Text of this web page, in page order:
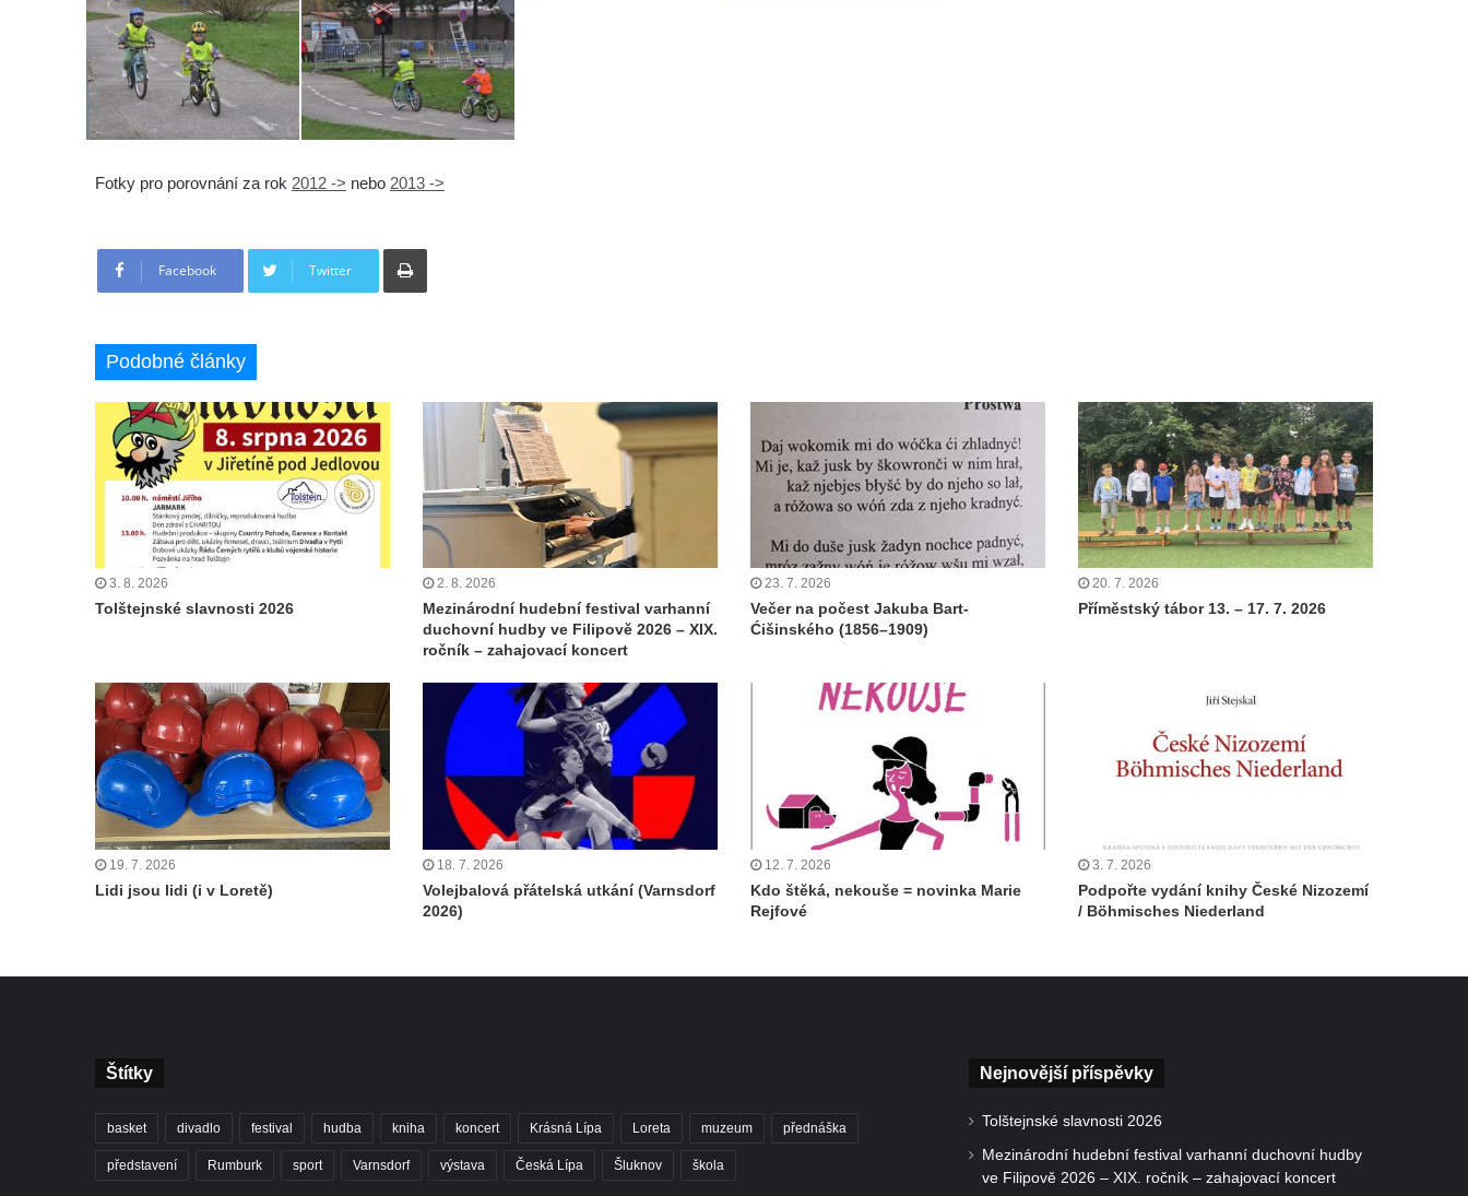
Fotky pro porovnání za rok 2012 -> nebo 2013 ->
Facebook Twitter
Tisknout
Podobné články
3. 8. 2026
Tolštejnské slavnosti 2026
2. 8. 2026
Mezinárodní hudební festival varhanní
duchovní hudby ve Filipově 2026 – XIX.
ročník – zahajovací koncert
23. 7. 2026
Večer na počest Jakuba Bart-
Ćišinského (1856–1909)
20. 7. 2026
Příměstský tábor 13. – 17. 7. 2026
19. 7. 2026
Lidi jsou lidi (i v Loretě)
18. 7. 2026
Volejbalová přátelská utkání (Varnsdorf
2026)
12. 7. 2026
Kdo štěká, nekouše = novinka Marie
Rejfové
3. 7. 2026
Podpořte vydání knihy České Nizozemí
/ Böhmisches Niederland
Štítky
basket divadlo festival hudba kniha koncert Krásná Lípa Loreta muzeum přednáška
představení Rumburk sport Varnsdorf výstava Česká Lípa Šluknov škola
Nejnovější příspěvky
Tolštejnské slavnosti 2026
Mezinárodní hudební festival varhanní duchovní hudby
ve Filipově 2026 – XIX. ročník – zahajovací koncert